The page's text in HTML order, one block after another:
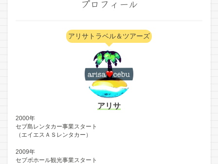
プロフィール
アリサトラベル＆ツアーズ
アリサ
2000年
セブ島レンタカー事業スタート
（エイエスＡＳレンタカー）
2009年
セブボホール観光事業スタート